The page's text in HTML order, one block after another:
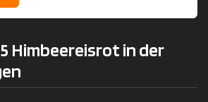
Himbeereisrot in der